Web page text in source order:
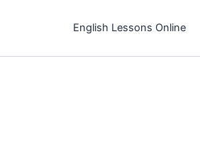
إلىEnglish Lessons Online